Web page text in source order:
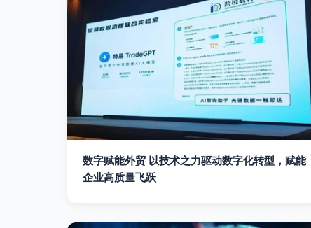
数字赋能外贸 以技术之力驱动数字化转型，赋能
企业高质量飞跃